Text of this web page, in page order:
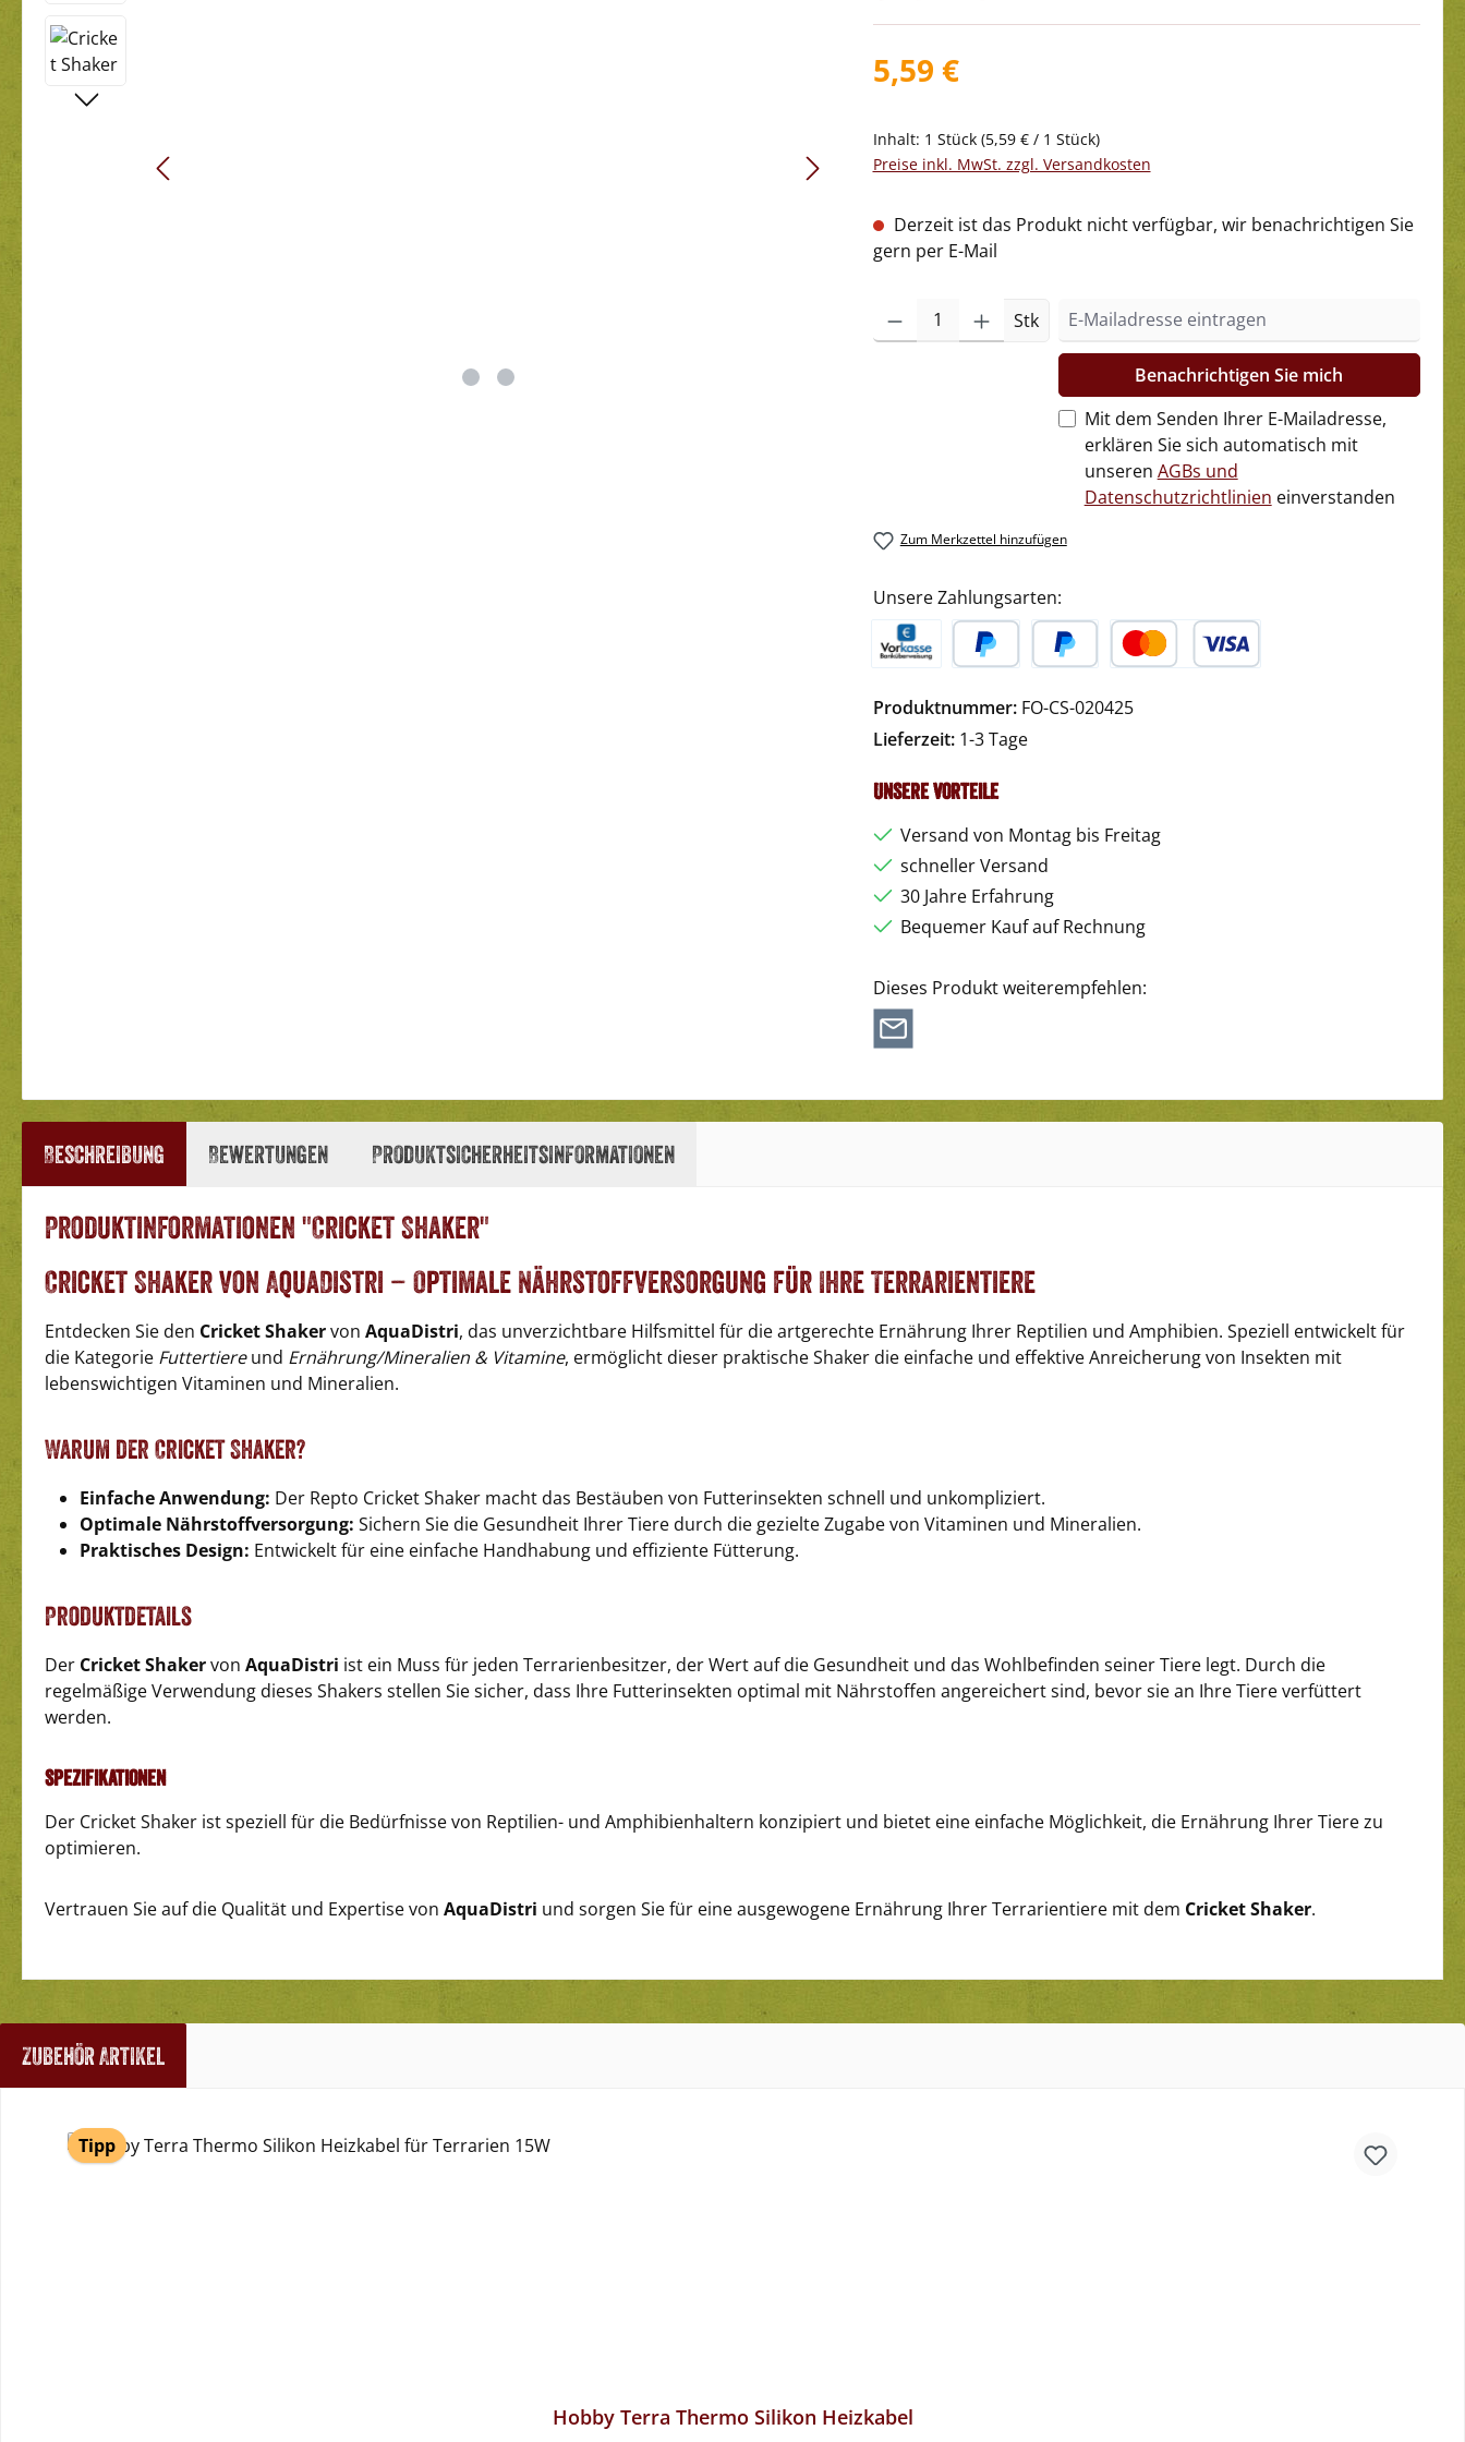
5,59 €
Inhalt: 1 Stück (5,59 € / 1 Stück)
Preise inkl. MwSt. zzgl. Versandkosten
Derzeit ist das Produkt nicht verfügbar, wir benachrichtigen Sie
gern per E-Mail
Stk
Benachrichtigen Sie mich
Mit dem Senden Ihrer E-Mailadresse,
erklären Sie sich automatisch mit
unseren AGBs und
Datenschutzrichtlinien einverstanden
Zum Merkzettel hinzufügen
Unsere Zahlungsarten:
Produktnummer: FO-CS-020425
Lieferzeit: 1-3 Tage
Unsere Vorteile
Versand von Montag bis Freitag
schneller Versand
30 Jahre Erfahrung
Bequemer Kauf auf Rechnung
Dieses Produkt weiterempfehlen:
Beschreibung Bewertungen Produktsicherheitsinformationen
Produktinformationen "Cricket Shaker"
Cricket Shaker von AquaDistri – Optimale Nährstoffversorgung für Ihre Terrarientiere
Entdecken Sie den Cricket Shakervon AquaDistri, das unverzichtbare Hilfsmittel für die artgerechte Ernährung Ihrer Reptilien und Amphibien. Speziell entwickelt für
die Kategorie Futtertiereund Ernährung/Mineralien & Vitamine, ermöglicht dieser praktische Shaker die einfache und effektive Anreicherung von Insekten mit
lebenswichtigen Vitaminen und Mineralien.
Warum der Cricket Shaker?
Einfache Anwendung: Der Repto Cricket Shaker macht das Bestäuben von Futterinsekten schnell und unkompliziert.
Optimale Nährstoffversorgung: Sichern Sie die Gesundheit Ihrer Tiere durch die gezielte Zugabe von Vitaminen und Mineralien.
Praktisches Design: Entwickelt für eine einfache Handhabung und effiziente Fütterung.
Produktdetails
Der Cricket Shakervon AquaDistri ist ein Muss für jeden Terrarienbesitzer, der Wert auf die Gesundheit und das Wohlbefinden seiner Tiere legt. Durch die
regelmäßige Verwendung dieses Shakers stellen Sie sicher, dass Ihre Futterinsekten optimal mit Nährstoffen angereichert sind, bevor sie an Ihre Tiere verfüttert
werden.
Spezifikationen
Der Cricket Shaker ist speziell für die Bedürfnisse von Reptilien- und Amphibienhaltern konzipiert und bietet eine einfache Möglichkeit, die Ernährung Ihrer Tiere zu
optimieren.
Vertrauen Sie auf die Qualität und Expertise von AquaDistri und sorgen Sie für eine ausgewogene Ernährung Ihrer Terrarientiere mit dem Cricket Shaker.
Zubehör Artikel
Produktgalerie überspringen
Tipp
Hobby Terra Thermo Silikon Heizkabel